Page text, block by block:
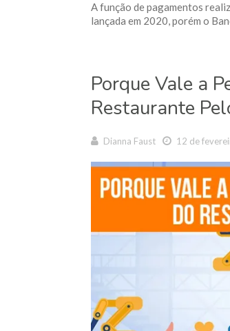
A função de pagamentos
lançada em 2020, porém o
Porque Vale a
Restaurante
Dianna Faust 12 de